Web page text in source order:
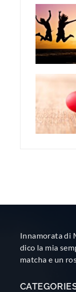
Innamorata di
dico la mia
matcha e un